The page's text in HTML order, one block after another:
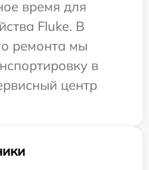
время для
Fluke. В
ремонта мы
в
центр